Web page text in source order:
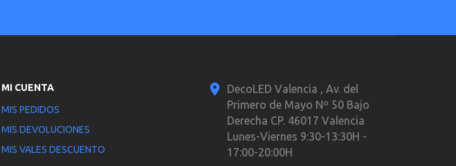
MI CUENTA
MIS PEDIDOS
MIS DEVOLUCIONES
MIS VALES DESCUENTO
DecoLED Valencia , Av. del
Primero de Mayo Nº 50 Bajo
Derecha CP. 46017 Valencia
Lunes-Viernes 9:30-13:30H -
17:00-20:00H